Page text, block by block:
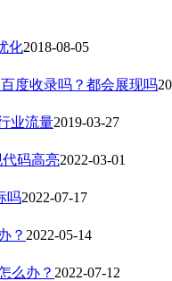
化2018-08-05
度收录吗？都会展现吗
业流量2019-03-27
代码高亮2022-03-01
吗2022-07-17
？ 2022-05-14
么办？ 2022-07-12